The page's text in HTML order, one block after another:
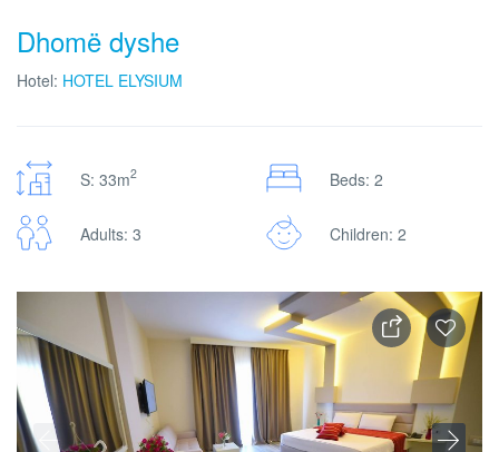
Dhomë dyshe
Hotel: HOTEL ELYSIUM
S: 33m2 Beds: 2
Adults: 3 Children: 2